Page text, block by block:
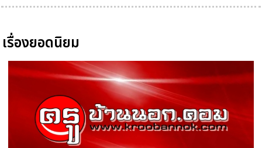
เรื่องยอดนิยม